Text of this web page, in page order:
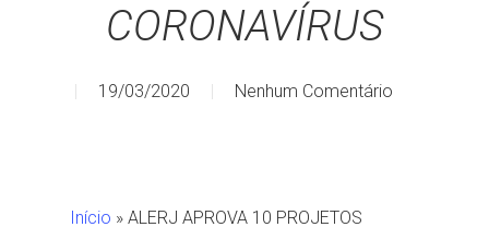
CORONAVÍRUS
19/03/2020 Nenhum Comentário
Início » ALERJ APROVA 10 PROJETOS